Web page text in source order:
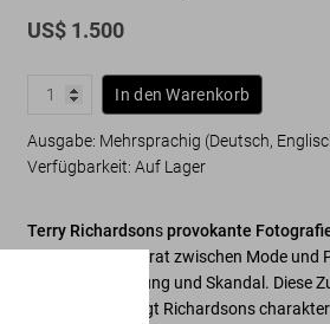
US$ 1.500
In den Warenkorb
Ausgabe: Mehrsprachig (Deutsch,
Verfügbarkeit:Auf Lager
Terry Richardsonsprovokante
dem schmalen Grat zwischen Mode und
zwischen Befreiung und Skandal. Diese
seiner Bilder fängt Richardsons